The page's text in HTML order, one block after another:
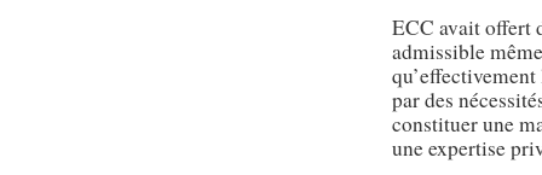
ECC avait offert
admissible
par des
constituer une
une expertise